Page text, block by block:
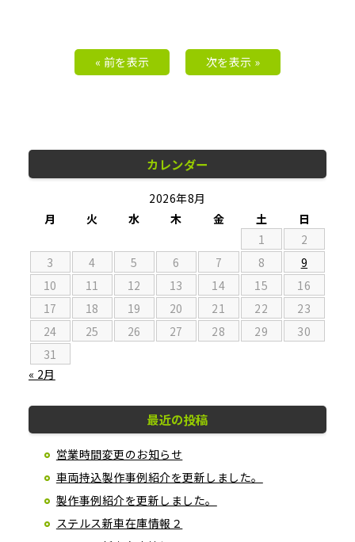
« 前を表示 次を表示 »
カレンダー
2026年8月
月
火 水 木 金 土
日
1
2
3
4 5 6 7 8
9
10
11 12 13 14 15
16
17
18 19 20 21 22
23
24
25 26 27 28 29
30
31
« 2月
最近の投稿
営業時間変更のお知らせ
車両持込製作事例紹介を更新しました。
製作事例紹介を更新しました。
ステルス新車在庫情報２